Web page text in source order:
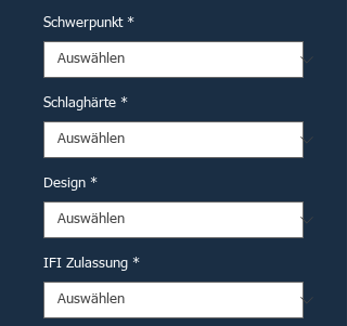
Schwerpunkt *
Schlaghärte *
Design *
IFI Zulassung *